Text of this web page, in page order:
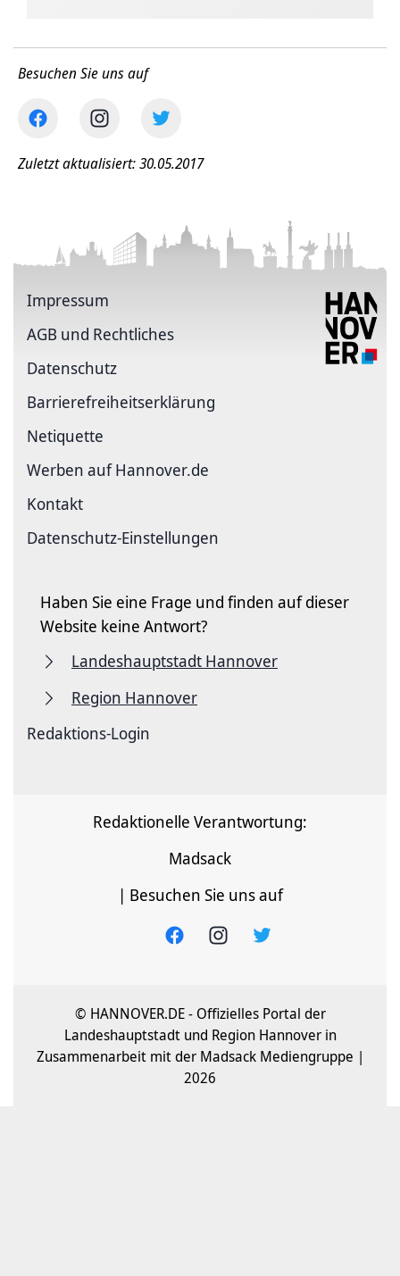
Besuchen Sie uns auf
Zuletzt aktualisiert: 30.05.2017
Impressum
AGB und Rechtliches
Datenschutz
Barriere­freiheits­erklärung
Netiquette
Werben auf Hannover.de
Kontakt
Datenschutz-Einstellungen
Haben Sie eine Frage und finden auf dieser
Website keine Antwort?
Landeshauptstadt Hannover
Region Hannover
Redaktions-Login
Redaktionelle Verantwortung:
Madsack
| Besuchen Sie uns auf
© HANNOVER.DE - Offizielles Portal der
Landeshauptstadt und Region Hannover in
Zusammenarbeit mit der Madsack Mediengruppe |
2026